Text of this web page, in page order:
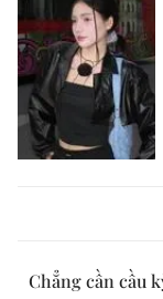
Chẳng cần cầu